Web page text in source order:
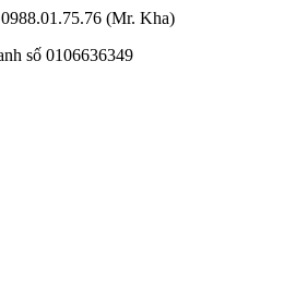
(Mr. Kha)
số 0106636349